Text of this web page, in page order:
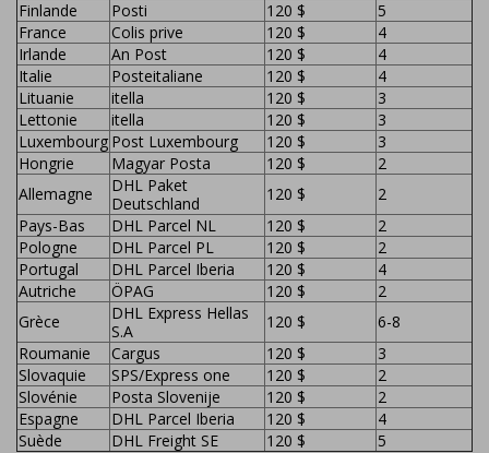
Finlande
Posti 120 $
5
France
Colis prive 120 $
4
Irlande
An Post 120 $
4
Italie
Posteitaliane 120 $
4
Lituanie
itella 120 $
3
Lettonie
itella 120 $
3
Luxembourg Post Luxembourg 120 $
3
Hongrie
Magyar Posta 120 $
2
Allemagne
DHL Paket
Deutschland
120 $
2
Pays-Bas
DHL Parcel NL 120 $
2
Pologne
DHL Parcel PL 120 $
2
Portugal
DHL Parcel Iberia 120 $
4
Autriche
ÖPAG 120 $
2
Grèce
DHL Express Hellas
S.A
120 $
6-8
Roumanie
Cargus 120 $
3
Slovaquie
SPS/Express one 120 $
2
Slovénie
Posta Slovenije 120 $
2
Espagne
DHL Parcel Iberia 120 $
4
Suède
DHL Freight SE 120 $ 5